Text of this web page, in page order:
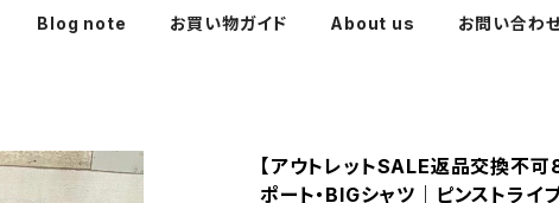
Blog note お買い物ガイド About us お問い合わ
【アウトレットSALE返品交換不
ポート・BIGシャツ｜ピンストライ